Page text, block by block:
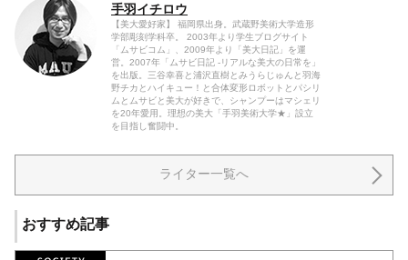
手羽イチロウ
【美大愛好家】 福岡県出身。武蔵野美術大学造形
学部彫刻学科卒。 2003年より学生ブログサイト
「ムサビコム」、2009年より「美大日記」を運
営。2007年「ムサビ日記 -リアルな美大の日常を」
を出版。三谷幸喜と浦沢直樹とみうらじゅんと羽海
野チカとハイキュー！と合体変形ロボットとパシリ
ムとムサビと美大が好きで、シャンプーはマシェリ
を20年愛用。理想の美大「手羽美術大学★」設立
を目指し奮闘中。
ライター一覧へ
おすすめ記事